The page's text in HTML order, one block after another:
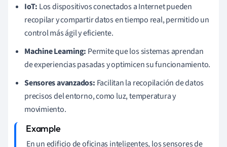
IoT: Los dispositivos conectados a Internet pueden
recopilar y compartir datos en tiempo real, permitido un
control más ágil y eficiente.
Machine Learning: Permite que los sistemas aprendan
de experiencias pasadas y optimicen su funcionamiento.
Sensores avanzados: Facilitan la recopilación de datos
precisos del entorno, como luz, temperatura y
movimiento.
En un edificio de oficinas inteligentes, los sensores de